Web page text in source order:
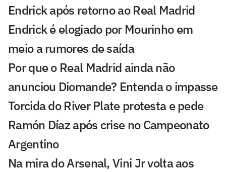
Endrick após retorno ao Real Madrid
Endrick é elogiado por Mourinho em
meio a rumores de saída
Por que o Real Madrid ainda não
anunciou Diomande? Entenda o impasse
Torcida do River Plate protesta e pede
Ramón Díaz após crise no Campeonato
Argentino
Na mira do Arsenal, Vini Jr volta aos